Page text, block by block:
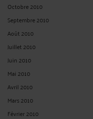
Octobre 2010
Septembre 2010
Août 2010
Juillet 2010
Juin 2010
Mai 2010
Avril 2010
Mars 2010
Février 2010